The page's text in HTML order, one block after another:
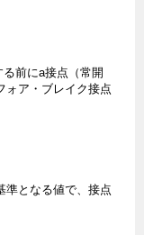
前にa接点（常開
ォア・ブレイク接点
準となる値で、接点